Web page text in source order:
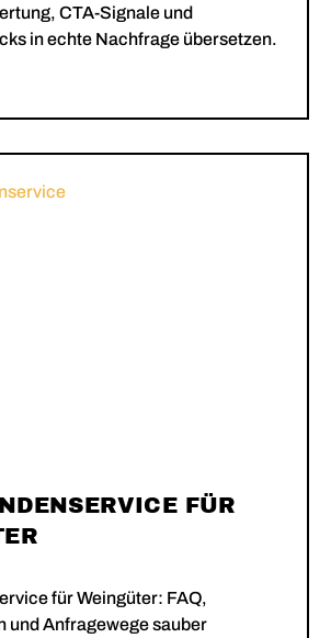
CTA-Signale und
in echte Nachfrage übersetzen.
FÜR
für Weingüter: FAQ,
und Anfragewege sauber